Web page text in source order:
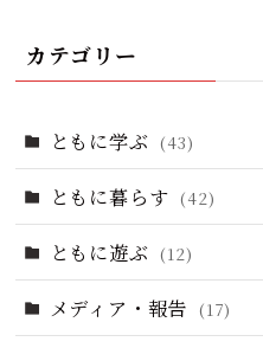
カテゴリー
ともに学ぶ (43)
ともに暮らす (42)
ともに遊ぶ (12)
メディア・報告 (17)